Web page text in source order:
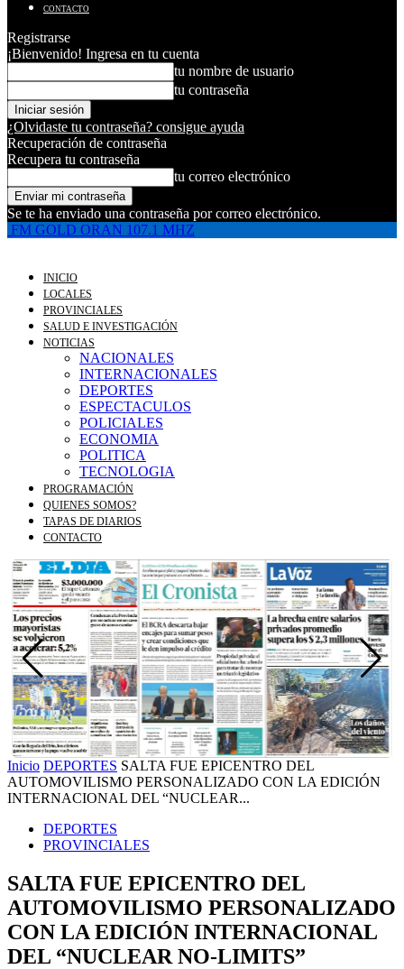
CONTACTO
Registrarse
¡Bienvenido! Ingresa en tu cuenta
tu nombre de usuario
tu contraseña
¿Olvidaste tu contraseña? consigue ayuda
Recuperación de contraseña
Recupera tu contraseña
tu correo electrónico
Se te ha enviado una contraseña por correo electrónico.
FM GOLD ORAN 107.1 MHZ
INICIO
LOCALES
PROVINCIALES
SALUD E INVESTIGACIÓN
NOTICIAS
NACIONALES
INTERNACIONALES
DEPORTES
ESPECTACULOS
POLICIALES
ECONOMIA
POLITICA
TECNOLOGIA
PROGRAMACIÓN
QUIENES SOMOS?
TAPAS DE DIARIOS
CONTACTO
Inicio DEPORTES SALTA FUE EPICENTRO DEL
AUTOMOVILISMO PERSONALIZADO CON LA EDICIÓN
INTERNACIONAL DEL “NUCLEAR...
DEPORTES
PROVINCIALES
SALTA FUE EPICENTRO DEL
AUTOMOVILISMO PERSONALIZADO
CON LA EDICIÓN INTERNACIONAL
DEL “NUCLEAR NO-LIMITS”